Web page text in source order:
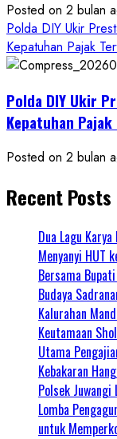
Posted on 2 bulan
Polda DIY Ukir
Kepatuhan Pajak
Polda DIY Ukir
Kepatuhan
Posted on 2 bulan
Recent Posts
Dua Lagu
Menyanyi HUT
Bersama
Budaya
Kalurahan
Keutamaan
Utama
Kebakaran
Polsek Juwangi
Lomba
untuk